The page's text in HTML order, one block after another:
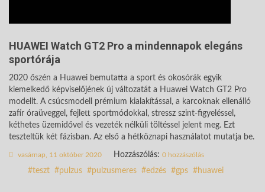
HUAWEI Watch GT2 Pro a mindennapok elegáns
sportórája
2020 őszén a Huawei bemutatta a sport és okosórák egyik
kiemelkedő képviselőjének új változatát a Huawei Watch GT2 Pro
modellt. A csúcsmodell prémium kialakítással, a karcoknak ellenálló
zafír óraüveggel, fejlett sportmódokkal, stressz szint-figyeléssel,
kéthetes üzemidővel és vezeték nélküli töltéssel jelent meg. Ezt
teszteltük két fázisban. Az első a hétköznapi használatot mutatja be.
vasárnap, 11 október 2020 Hozzászólás: 0 hozzászólás
teszt pulzus pulzusmeres edzés gps huawei